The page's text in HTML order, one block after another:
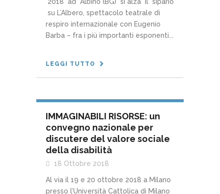
su L’Albero, spettacolo teatrale di
respiro internazionale con Eugenio
Barba – fra i più importanti esponenti...
LEGGI TUTTO
IMMAGINABILI RISORSE: un
convegno nazionale per
discutere del valore sociale
della disabilità
18 Ottobre 2018
Al via il 19 e 20 ottobre 2018 a Milano
presso l’Università Cattolica di Milano